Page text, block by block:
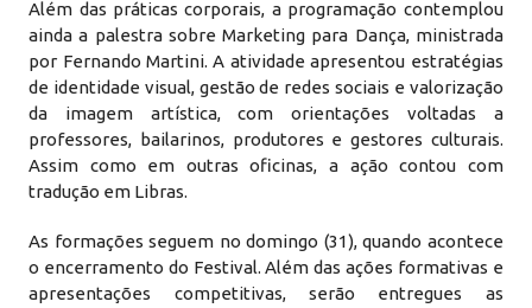
Além das práticas corporais, a programação contemplou
ainda a palestra sobre Marketing para Dança, ministrada
por Fernando Martini. A atividade apresentou estratégias
de identidade visual, gestão de redes sociais e valorização
da imagem artística, com orientações voltadas a
professores, bailarinos, produtores e gestores culturais.
Assim como em outras oficinas, a ação contou com
tradução em Libras.
As formações seguem no domingo (31), quando acontece
o encerramento do Festival. Além das ações formativas e
apresentações competitivas, serão entregues as